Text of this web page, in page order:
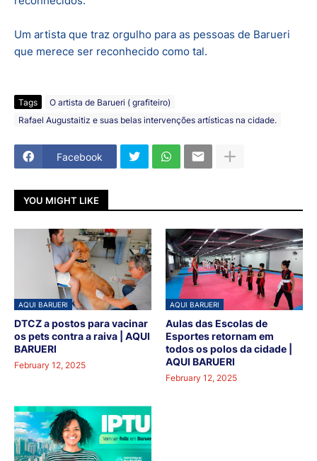
Um artista que traz orgulho para as pessoas de Barueri
que merece ser reconhecido como tal.
Tags
O artista de Barueri ( grafiteiro)
Rafael Augustaitiz e suas belas intervenções artísticas na cidade.
Facebook
YOU MIGHT LIKE
AQUI BARUERI
DTCZ a postos para vacinar
os pets contra a raiva | AQUI
BARUERI
February 12, 2025
AQUI BARUERI
Aulas das Escolas de
Esportes retornam em
todos os polos da cidade |
AQUI BARUERI
February 12, 2025